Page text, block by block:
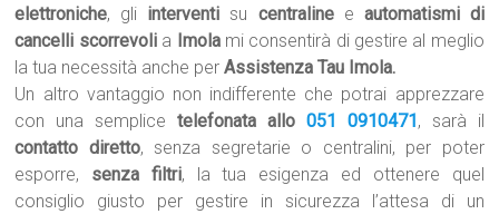
elettroniche, gli interventi su centralinee automatismi di
cancelli scorrevolia Imola mi consentirà di gestire al meglio
la tua necessità anche perAssistenza Tau Imola.
Un altro vantaggio non indifferente che potrai apprezzare
con una semplicetelefonata allo 051 0910471 , sarà il
contatto diretto, senza segretarie o centralini, per poter
esporre, senza filtri, la tua esigenza ed ottenere quel
consiglio giusto per gestire in sicurezza l’attesa di un